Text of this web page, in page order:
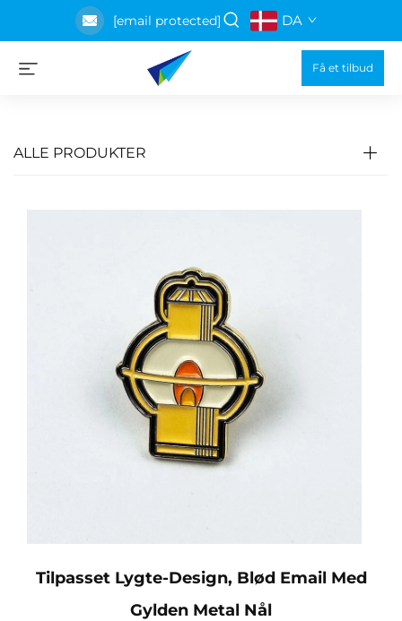
[email protected] DA
Få et tilbud
ALLE PRODUKTER
Tilpasset Lygte-Design, Blød Email Med
Gylden Metal Nål